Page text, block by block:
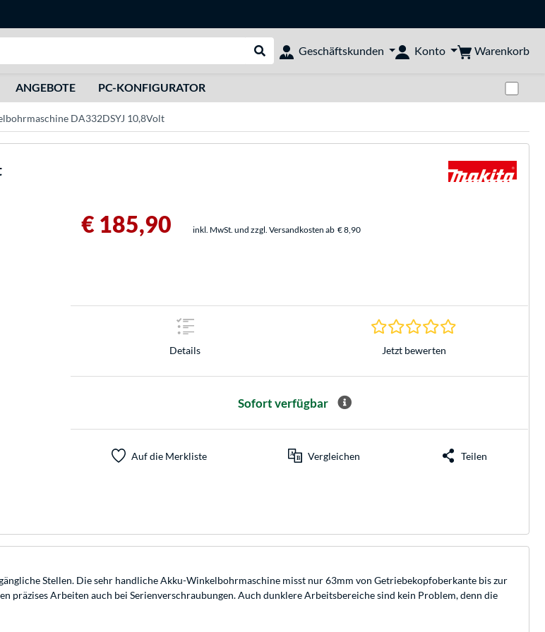
Suche durchführen
Geschäftskunden Konto Warenkorb
ANGEBOTE PC-KONFIGURATOR
DA332DSYJ 10,8Volt
€ 185,90 inkl. MwSt. und zzgl. Versandkosten ab € 8,90
Details
0.0 Sterne bei 0
Jetzt bewerten
Sofort verfügbar
Auf die Merkliste Vergleichen Teilen
Stellen. Die sehr handliche Akku-Winkelbohrmaschine misst nur 63mm von Getriebekopfoberkante bis zur
Arbeiten auch bei Serienverschraubungen. Auch dunklere Arbeitsbereiche sind kein Problem, denn die